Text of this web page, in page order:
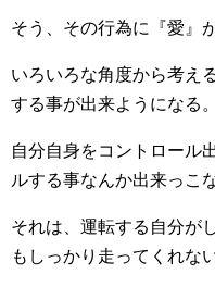
そう、その行為に『愛』
いろいろな角度から考え
する事が出来ようになる。
自分自身をコントロール
ルする事なんか出来っこ
それは、運転する自分が
もしっかり走ってくれな